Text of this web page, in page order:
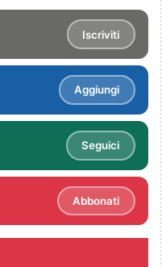
Iscriviti
Aggiungi
Seguici
Abbonati